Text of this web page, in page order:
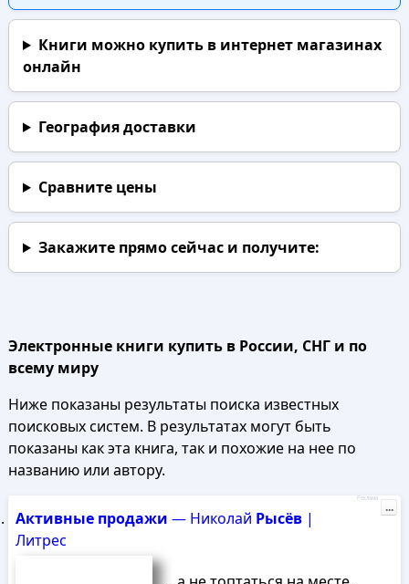
Книги можно купить в интернет магазинах
онлайн
География доставки
Сравните цены
Закажите прямо сейчаси получите:
Электронные книги купить в России, СНГ и по
всему миру
Ниже показаны результаты поиска известных
поисковых систем. В результатах могут быть
показаны как эта книга, так и похожие на нее по
названию или автору.
Активные продажи — Николай Рысёв|
Литрес
Реклама
...